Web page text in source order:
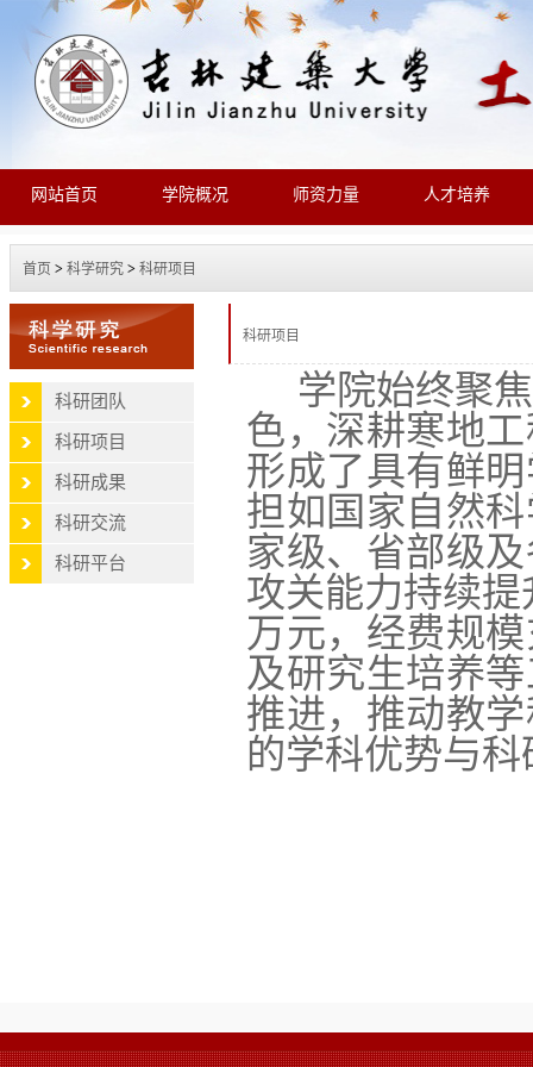
网站首页 学院概况 师资力量 人才培养
首页 > 科学研究 > 科研项目
科研团队
科研项目
科研成果
科研交流
科研平台
科研项目
学院始终聚
色，深耕寒地
形成了具有鲜
担如国家自然
家级、省部级
攻关能力持续
万元，经费规
及研究生培养
推进，推动教
的学科优势与